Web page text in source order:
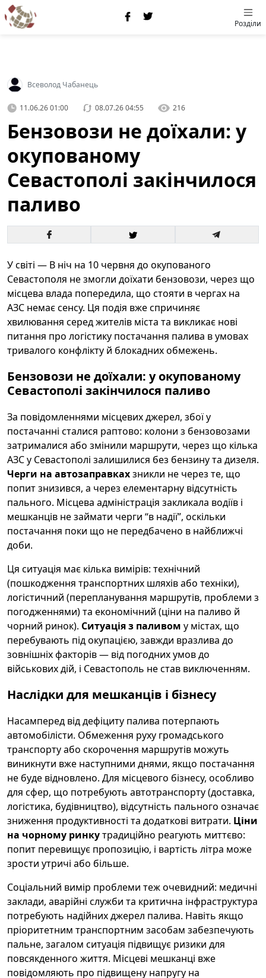
Розділи
Всеволод Чабанець
11.06.26 01:00 08.07.26 04:55 216
Бензовози не доїхали: у
окупованому
Севастополі закінчилося
паливо
У світі — В ніч на 10 червня до окупованого
Севастополя не змогли доїхати бензовози, через що
місцева влада попередила, що стояти в чергах на
АЗС немає сенсу. Ця подія вже спричиняє
хвилювання серед жителів міста та викликає нові
питання про логістику постачання палива в умовах
тривалого конфлікту й блокадних обмежень.
Бензовози не доїхали: у окупованому
Севастополі закінчилося паливо
За повідомленнями місцевих джерел, збої у
постачанні сталися раптово: колони з бензовозами
затрималися або змінили маршрути, через що кілька
АЗС у Севастополі залишилися без бензину та дизеля.
Черги на автозаправкахзникли не через те, що
попит знизився, а через елементарну відсутність
пального. Місцева адміністрація закликала водіїв і
мешканців не займати черги “в надії”, оскільки
постачання поки що не передбачено в найближчі
доби.
Ця ситуація має кілька вимірів: технічний
(пошкодження транспортних шляхів або техніки),
логістичний (перепланування маршрутів, проблеми з
погодженнями) та економічний (ціни на паливо й
чорний ринок). Ситуація з паливом у містах, що
перебувають під окупацією, завжди вразлива до
зовнішніх факторів — від погодних умов до
військових дій, і Севастополь не став виключенням.
Наслідки для мешканців і бізнесу
Насамперед від дефіциту палива потерпають
автомобілісти. Обмеження руху громадського
транспорту або скорочення маршрутів можуть
виникнути вже наступними днями, якщо постачання
не буде відновлено. Для місцевого бізнесу, особливо
для сфер, що потребують автотранспорту (доставка,
логістика, будівництво), відсутність пального означає
зниження продуктивності та додаткові витрати. Ціни
на чорному ринкутрадиційно реагують миттєво:
попит перевищує пропозицію, і вартість літра може
зрости утричі або більше.
Соціальний вимір проблеми теж очевидний: медичні
заклади, аварійні служби та критична інфраструктура
потребують надійних джерел палива. Навіть якщо
пріоритетним транспортним засобам забезпечують
пальне, загалом ситуація підвищує ризики для
повсякденного життя. Місцеві мешканці вже
повідомляють про підвищену напругу на